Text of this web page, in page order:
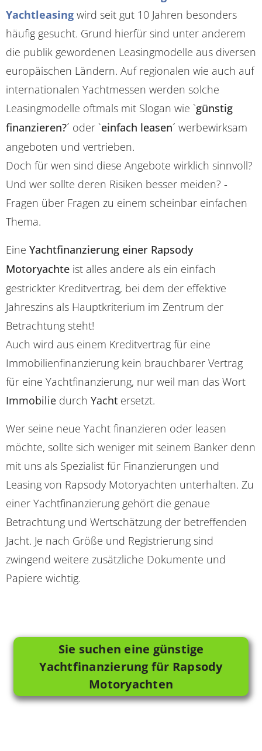
Yachtleasing wird seit gut 10 Jahren besonders
häufig gesucht. Grund hierfür sind unter anderem
die publik gewordenen Leasingmodelle aus diversen
europäischen Ländern. Auf regionalen wie auch auf
internationalen Yachtmessen werden solche
Leasingmodelle oftmals mit Slogan wie `günstig
finanzieren?´ oder `einfach leasen´ werbewirksam
angeboten und vertrieben.
Doch für wen sind diese Angebote wirklich sinnvoll?
Und wer sollte deren Risiken besser meiden? -
Fragen über Fragen zu einem scheinbar einfachen
Thema.
Eine Yachtfinanzierung einer Rapsody
Motoryachte ist alles andere als ein einfach
gestrickter Kreditvertrag, bei dem der effektive
Jahreszins als Hauptkriterium im Zentrum der
Betrachtung steht!
Auch wird aus einem Kreditvertrag für eine
Immobilienfinanzierung kein brauchbarer Vertrag
für eine Yachtfinanzierung, nur weil man das Wort
Immobilie durch Yacht ersetzt.
Wer seine neue Yacht finanzieren oder leasen
möchte, sollte sich weniger mit seinem Banker denn
mit uns als Spezialist für Finanzierungen und
Leasing von Rapsody Motoryachten unterhalten. Zu
einer Yachtfinanzierung gehört die genaue
Betrachtung und Wertschätzung der betreffenden
Jacht. Je nach Größe und Registrierung sind
zwingend weitere zusätzliche Dokumente und
Papiere wichtig.
Sie suchen eine günstige
Yachtfinanzierung für Rapsody
Motoryachten